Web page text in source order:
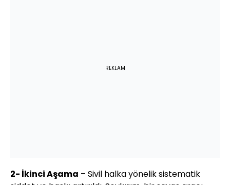
REKLAM
2- İkinci Aşama – Sivil halka yönelik sistematik